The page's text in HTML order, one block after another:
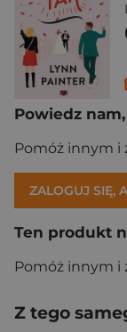
Powiedz
Pomóż innym i
ZALOGUJ SIĘ,
Ten produkt
Pomóż innym i
Z tego